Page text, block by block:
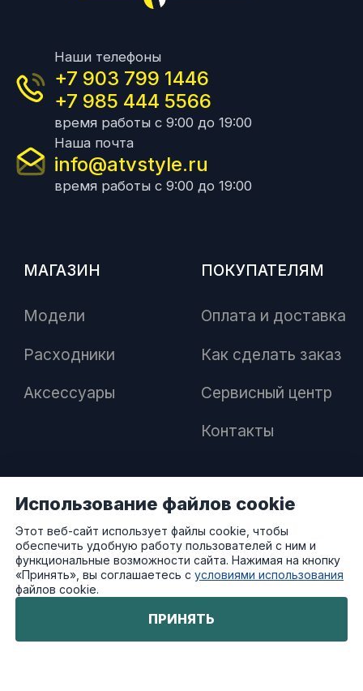
Наши телефоны
+7 903 799 1446
+7 985 444 5566
время работы с 9:00 до 19:00
Наша почта
info@atvstyle.ru
время работы с 9:00 до 19:00
МАГАЗИН
Модели
Расходники
Аксессуары
ПОКУПАТЕЛЯМ
Оплата и доставка
Как сделать заказ
Сервисный центр
Контакты
ПАРТНЕРАМ
Как стать дилером
Преимущества работы с нами
Использование файлов cookie
Этот веб-сайт использует файлы cookie, чтобы
обеспечить удобную работу пользователей с ним и
функциональные возможности сайта. Нажимая на кнопку
«Принять», вы соглашаетесь сусловиями использования
файлов cookie.
ПРИНЯТЬ